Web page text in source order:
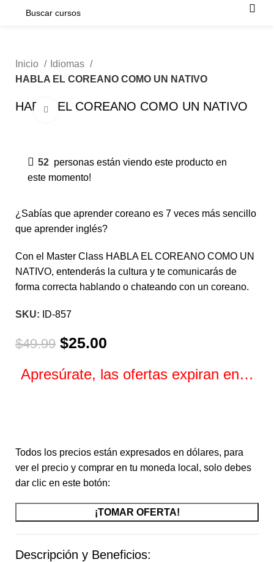
Inicio
Idiomas
HABLA EL COREANO COMO UN NATIVO
HABLA EL COREANO COMO UN NATIVO
Click para agrandar
52 personas están viendo este producto en
este momento!
¿Sabías que aprender coreano es 7 veces más sencillo
que aprender inglés?
Con el Master Class HABLA EL COREANO COMO UN
NATIVO, entenderás la cultura y te comunicarás de
forma correcta hablando o chateando con un coreano.
SKU: ID-857
$49.99 $25.00
Apresúrate, las ofertas expiran en…
Todos los precios están expresados en dólares, para
ver el precio y comprar en tu moneda local, solo debes
dar clic en este botón:
¡TOMAR OFERTA!
Descripción y Beneficios: